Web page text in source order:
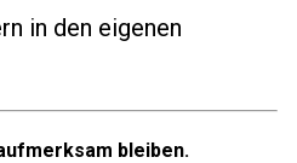
in den eigenen
bleiben.